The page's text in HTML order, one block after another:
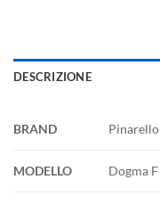
DESCRIZIONE
BRAND Pinarello
MODELLO Dogma F